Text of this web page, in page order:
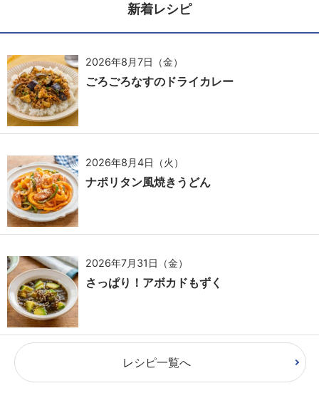
新着レシピ
2026年8月7日（金）
ごろごろなすのドライカレー
2026年8月4日（火）
ナポリタン風焼きうどん
2026年7月31日（金）
さっぱり！アボカドもずく
レシピ一覧へ